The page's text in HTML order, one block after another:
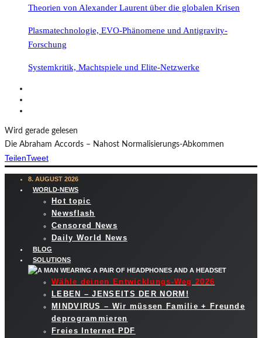
Theorien von Alexander Laurent über die globalen Krisen
Plasmatechnologie, EVO-Phänomene und Antigravity-
Forschung
Systemkritik, Machtspiele und Elite-Netzwerke
Wird gerade gelesen
Die Abraham Accords – Nahost Normalisierungs-Abkommen
TeilenTweet
8. AUGUST 2026
WORLD-NEWS
Hot topic
Newsflash
Censored News
Daily World News
BLOG
SOLUTIONS
Wähle deinen Entwicklungs-Weg 2026
LEBEN – JENSEITS DER NORM!
MINDVIRUS – Wir müssen Familie + Freunde
deprogrammieren
Freies Internet PDF